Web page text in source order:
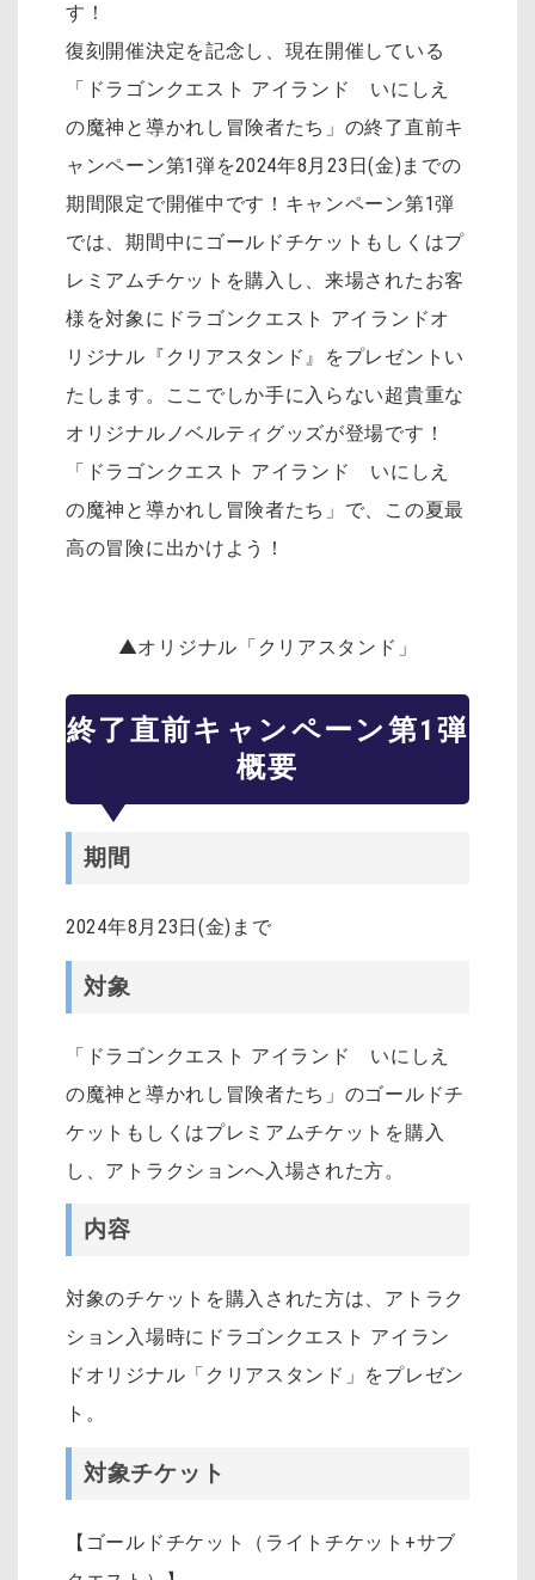
す！
復刻開催決定を記念し、現在開催している
「ドラゴンクエスト アイランド いにしえ
の魔神と導かれし冒険者たち」の終了直前キ
ャンペーン第1弾を2024年8月23日(金)までの
期間限定で開催中です！キャンペーン第1弾
では、期間中にゴールドチケットもしくはプ
レミアムチケットを購入し、来場されたお客
様を対象にドラゴンクエスト アイランドオ
リジナル『クリアスタンド』をプレゼントい
たします。ここでしか手に入らない超貴重な
オリジナルノベルティグッズが登場です！
「ドラゴンクエスト アイランド いにしえ
の魔神と導かれし冒険者たち」で、この夏最
高の冒険に出かけよう！
▲オリジナル「クリアスタンド」
終了直前キャンペーン第1弾
概要
期間
2024年8月23日(金)まで
対象
「ドラゴンクエスト アイランド いにしえ
の魔神と導かれし冒険者たち」のゴールドチ
ケットもしくはプレミアムチケットを購入
し、アトラクションへ入場された方。
内容
対象のチケットを購入された方は、アトラク
ション入場時にドラゴンクエスト アイラン
ドオリジナル「クリアスタンド」をプレゼン
ト。
対象チケット
【ゴールドチケット（ライトチケット+サブ